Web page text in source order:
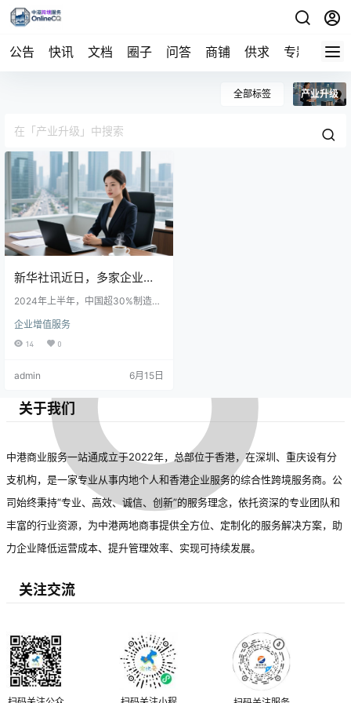
公告 快讯 文档 圈子 问答 商铺 供求 专题 导航
全部标签 产业升级
新华社讯近日，多家企业开
始通过提供增值服务提升客
户粘性与市场竞争力，这一
为明显。随着市场竞争加
剧，企业正从单纯的产品销
售转向综合服务模式，以增
强用户价值。
2024年上半年，中国超30%制造企
升客户满意度并创造新收入。这一
趋势源于市场需求变化及政策支
级和经济高质量发展，未来服务模
企业增值服务
14 0
admin 6月15日
关于我们
中港商业服务一站通成立于2022年，总部位于香港，在深圳、重庆设有分
支机构，是一家专业从事内地个人和香港企业服务的综合性跨境服务商。公
司始终秉持“专业、高效、诚信、创新”的服务理念，依托资深的专业团队和
丰富的行业资源，为中港两地商事提供全方位、定制化的服务解决方案，助
力企业降低运营成本、提升管理效率、实现可持续发展。
关注交流